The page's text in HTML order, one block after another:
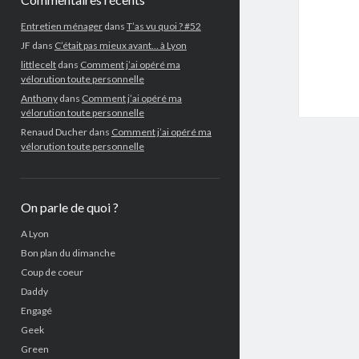
Entretien ménagerdans T’as vu quoi ? #52
JF dans C’était pas mieux avant… à Lyon
littleceltdans Comment j’ai opéré ma
vélorution toute personnelle
Anthonydans Comment j’ai opéré ma
vélorution toute personnelle
Renaud Ducherdans Comment j’ai opéré ma
vélorution toute personnelle
On parle de quoi ?
A Lyon
Bon plan du dimanche
Coup de coeur
Daddy
Engagé
Geek
Green